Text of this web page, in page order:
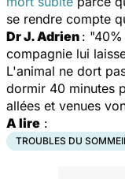
se rendre compte
Dr J. Adrien : "40%
compagnie lui
L'animal ne dort
dormir 40 minutes
allées et venues
A lire :
TROUBLES DU